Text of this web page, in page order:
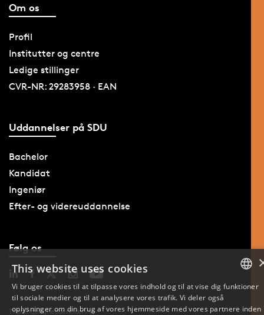
Om os
Profil
Institutter og centre
Ledige stillinger
CVR-NR: 29283958 · EAN
Uddannelser på SDU
Bachelor
Kandidat
Ingeniør
Efter- og videreuddannelse
Følg os
Tilgængelighedserklæring
This website uses cookies
Vi bruger cookies til at tilpasse vores indhold og til at vise dig funktioner
til sociale medier og til at analysere vores trafik. Vi deler også
oplysninger om din brug af vores hjemmeside med vores partnere inden